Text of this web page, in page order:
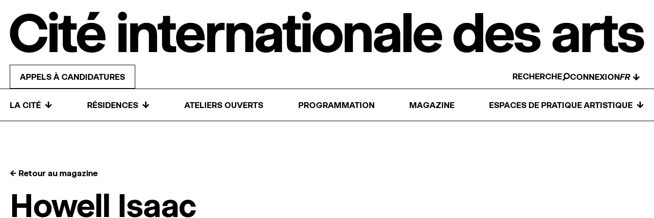
APPELS À CANDIDATURES RECHERCHE CONNEXION ↓
LA CITÉ ↓ RÉSIDENCES ↓ ATELIERS OUVERTS PROGRAMMATION MAGAZINE ESPACES DE PRATIQUE ARTISTIQUE ↓
← Retour au magazine
Howell Isaac